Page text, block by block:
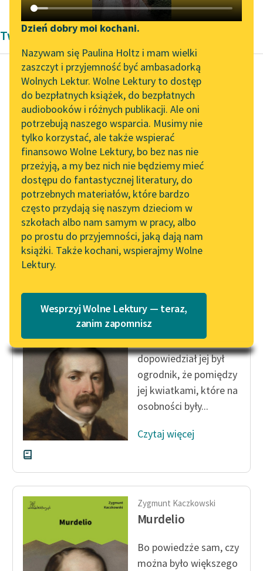
Katalog DAISY
Podkasty o książkach
Zgłoś brak utworu
Aktualności
Spotkanie z Katarzyną
Tunkiel w Oslo
Wolne Lektury na 32.
Pol’and’Rock Festivalu
„Kochanek Lady
Chatterley” do słuchania
na Wolnych Lekturach
Nowy audiobook –
„Marzenie o Oriencie”
Sophie Elkan
Kolekcja Nadwyraz.com x
Wolne Lektury – idealna na
Lektury szkolne i klasyka
literatury do słuchania dla
uczennic i uczniów z
niepełnosprawnościami
E-kolekcja lektur
szkolnych i literatury do
słuchania dla uczennic i
uczniów z
niepełnosprawnościami
Feministyczne inspiracje.
Popularyzacja
skandynawskiej literatury
feministycznej
Ręce pełne poezji
Narzędzia
Mapa Wolnych Lektur
Leśmianator
Przewodnik dla piszących i
czytających
API
OAI-PMH
Widget Wolnych Lektur
Przypisy
Katalog w formacie PDF
Dzień dobry moi kochani.
Nazywam się Paulina Holtz i mam wielki
zaszczyt i przyjemność być ambasadorką
Wolnych Lektur. Wolne Lektury to dostęp
do bezpłatnych książek, do bezpłatnych
audiobooków i różnych publikacji. Ale oni
potrzebują naszego wsparcia. Musimy nie
tylko korzystać, ale także wspierać
finansowo Wolne Lektury, bo bez nas nie
przeżyją, a my bez nich nie będziemy mieć
dostępu do fantastycznej literatury, do
potrzebnych materiałów, które bardzo
często przydają się naszym dzieciom w
szkołach albo nam samym w pracy, albo
po prostu do przyjemności, jaką dają nam
książki. Także kochani, wspierajmy Wolne
Lektury.
Wesprzyj Wolne Lektury — teraz,
zanim zapomnisz
Twórczość Zygmunta Kaczkowskiego
Zygmunt Kaczkowski
Murdelio
Otóż zaledwie oczy
zamknąłem, zaraz
zdawało mi się, że
jestem w jakiejś
pięknej krainie, leżę...
Czytaj więcej
Zygmunt Kaczkowski
Murdelio
Przed kilkoma dniami
dopowiedział jej był
ogrodnik, że pomiędzy
jej kwiatkami, które na
osobności były...
Czytaj więcej
Zygmunt Kaczkowski
Murdelio
Bo powiedzże sam, czy
można było większego